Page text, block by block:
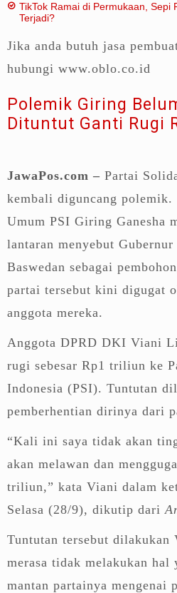
TikTok Ramai di Permukaan, Sepi
Terjadi?
Jika anda butuh jasa
hubungi www.oblo.co.id
Polemik Giring
Dituntut Ganti Rugi
JawaPos.com – Partai
kembali diguncang polemik.
Umum PSI Giring Ganesha
lantaran menyebut
Baswedan sebagai
partai tersebut kini digugat
anggota mereka.
Anggota DPRD DKI Viani
rugi sebesar Rp1 triliun ke
Indonesia (PSI). Tuntutan
pemberhentian dirinya dari
“Kali ini saya tidak akan
akan melawan dan
triliun,” kata Viani dalam
Selasa (28/9), dikutip dari
Tuntutan tersebut dilakukan
merasa tidak melakukan hal
mantan partainya mengenai